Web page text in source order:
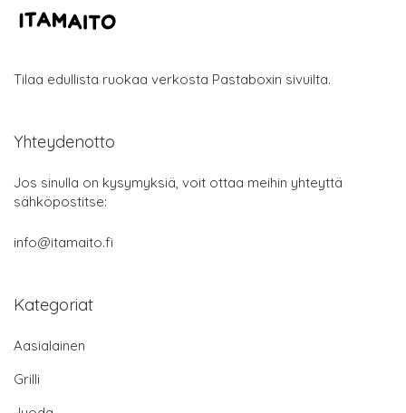
Tilaa edullista ruokaa verkosta Pastaboxin sivuilta.
Yhteydenotto
Jos sinulla on kysymyksiä, voit ottaa meihin yhteyttä
sähköpostitse:
info@itamaito.fi
Kategoriat
Aasialainen
Grilli